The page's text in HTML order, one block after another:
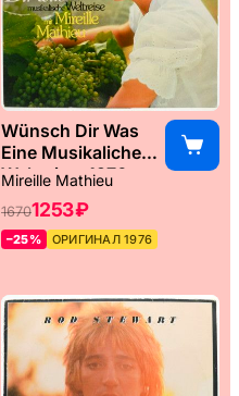
Wünsch Dir Was
Eine Musikaliche
Weltreise, 1976
Mireille Mathieu
16701253 ₽
–25% ОРИГИНАЛ 1976